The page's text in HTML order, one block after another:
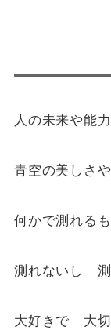
人の未来や能
青空の美しさ
何かで測れる
測れないし 測
大好きで 大